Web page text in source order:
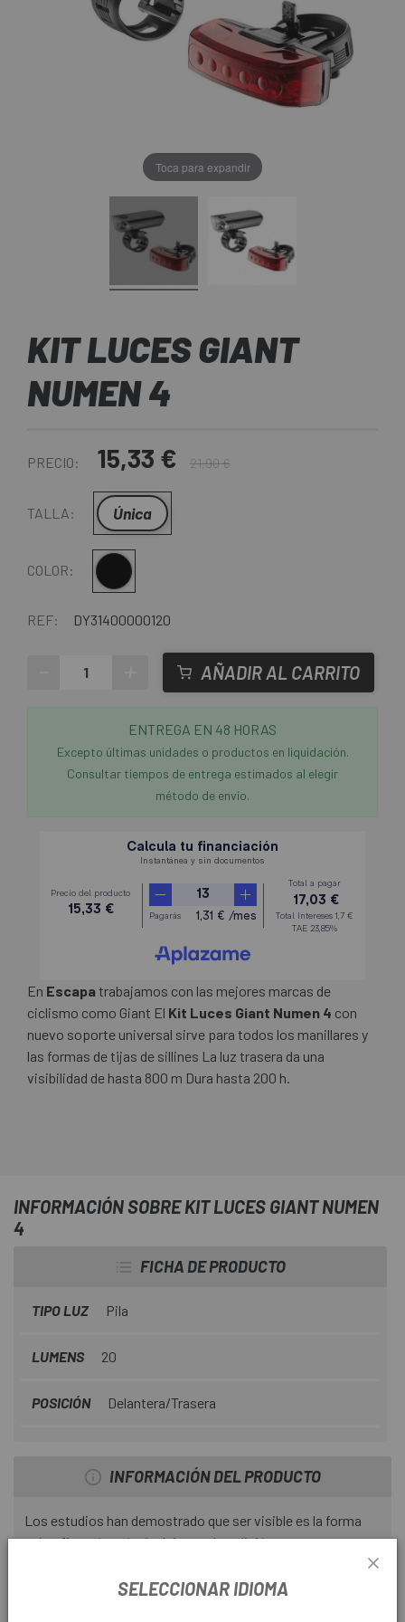
Toca para expandir
KIT LUCES GIANT
NUMEN 4
PRECIO: 15,33 € 21,90 €
TALLA: Única
COLOR: Negro
REF: DY31400000120
AÑADIR AL CARRITO
ENTREGA EN 48 HORAS
Excepto últimas unidades o productos en liquidación.
Consultar tiempos de entrega estimados al elegir
método de envío.
En Escapatrabajamos con las mejores marcas de
ciclismo como Giant El Kit Luces Giant Numen 4 con
nuevo soporte universal sirve para todos los manillares y
las formas de tijas de sillines La luz trasera da una
visibilidad de hasta 800 m Dura hasta 200 h.
INFORMACIÓN SOBRE KIT LUCES GIANT NUMEN
4
FICHA DE PRODUCTO
TIPO LUZ Pila
LUMENS 20
POSICIÓN Delantera/Trasera
INFORMACIÓN DEL PRODUCTO
Los estudios han demostrado que ser visible es la forma
más eficaz de reducir el riesgo de colisión entre una
bicicleta y un automóvil. Usar una iluminación eficiente es
la mejor manera de ser visto por otros vehículos, de día o
SELECCIONAR IDIOMA